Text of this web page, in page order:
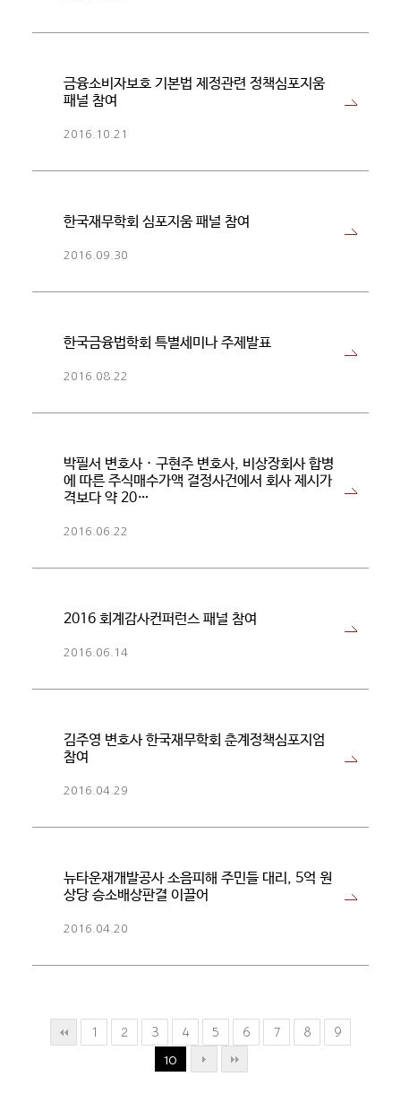
금융소비자보호 기본법 제정관련 정책심포지움
패널 참여
2016.10.21
한국재무학회 심포지움 패널 참여
2016.09.30
한국금융법학회 특별세미나 주제발표
2016.08.22
박필서 변호사 · 구현주 변호사, 비상장회사 합병
에 따른 주식매수가액 결정사건에서 회사 제시가
격보다 약 20…
2016.06.22
2016 회계감사컨퍼런스 패널 참여
2016.06.14
김주영 변호사 한국재무학회 춘계정책심포지엄
참여
2016.04.29
뉴타운재개발공사 소음피해 주민들 대리, 5억 원
상당 승소배상판결 이끌어
2016.04.20
1 2 3 4 5 6 7 8 9
10